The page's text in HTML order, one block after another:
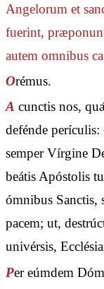
Angelorum et
fuerint,
autem omnibus
Orémus.
A cunctis nos,
defénde perículis:
semper Vírgine
beátis Apóstolis
ómnibus Sanctis,
pacem; ut,
univérsis,
Per eúmdem